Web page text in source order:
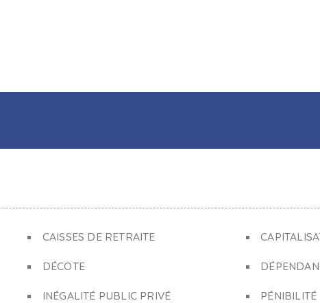
CAISSES DE RETRAITE
DÉCOTE
INÉGALITÉ PUBLIC PRIVÉ PÉNIBILITÉ